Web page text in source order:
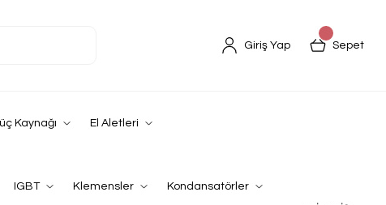
Giriş Yap Sepet
Kaynağı El Aletleri
IGBT Klemensler Kondansatörler